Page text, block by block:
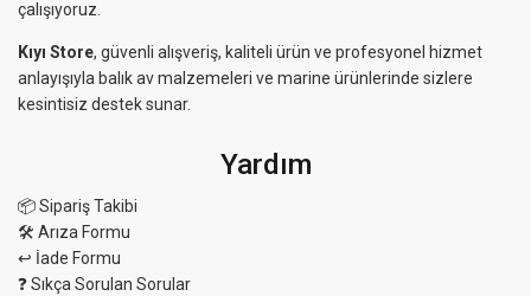
çalışıyoruz.
Kıyı Store, güvenli alışveriş, kaliteli ürün ve profesyonel hizmet
anlayışıyla balık av malzemeleri ve marine ürünlerinde sizlere
kesintisiz destek sunar.
Yardım
📦 Sipariş Takibi
🛠 Arıza Formu
↩️ İade Formu
❓ Sıkça Sorulan Sorular